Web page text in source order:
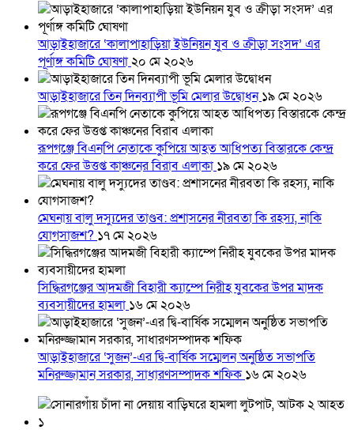
আড়াইহাজারে ‘কালাপাহাড়িয়া ইউনিয়ন যুব ও ক্রীড়া সংসদ’ এর
পূর্ণাঙ্গ কমিটি ঘোষণা২০ মে ২০২৬
আড়াইহাজারে তিন দিনব্যাপী ভূমি মেলার উদ্বোধন১৯ মে ২০২৬
রূপগঞ্জে বিএনপি নেতাকে কুপিয়ে আহত আধিপত্য বিস্তারকে কেন্দ্র
করে ফের উত্তপ্ত কাঞ্চনের বিরাব এলাকা ১৯ মে ২০২৬
মেঘনায় বালু দস্যুদের তাণ্ডব: প্রশাসনের নীরবতা কি রহস্য, নাকি
যোগসাজশ? ১৭ মে ২০২৬
সিদ্ধিরগঞ্জের আদমজী বিহারী ক্যাম্পে নিরীহ যুবকের উপর মাদক
ব্যবসায়ীদের হামলা ১৬ মে ২০২৬
আড়াইহাজারে ‘সুজন’-এর দ্বি-বার্ষিক সম্মেলন অনুষ্ঠিত সভাপতি
মনিরুজ্জামান সরকার, সাধারণসম্পাদক শফিক ১৬ মে ২০২৬